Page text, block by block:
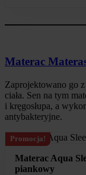
Materac
Zaprojektowano go
ciała. Sen na tym
i kręgosłupa, a
antybakteryjne.
Promocja!
Materac Aqua
piankowy